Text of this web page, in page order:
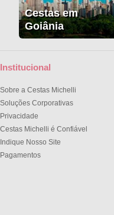
Cestas em
Goiânia
Institucional
Sobre a Cestas Michelli
Soluções Corporativas
Privacidade
Cestas Michelli é Confiável
Indique Nosso Site
Pagamentos